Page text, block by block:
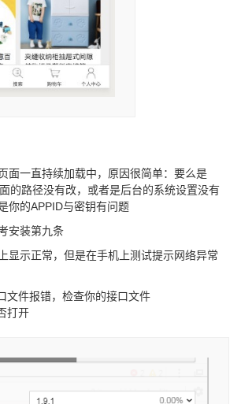
面一直持续加载中，原因很简单：要么是
的路径没有改，或者是后台的系统设置没有
你的APPID与密钥有问题
安装第九条
显示正常，但是在手机上测试提示网络异常
文件报错，检查你的接口文件
打开